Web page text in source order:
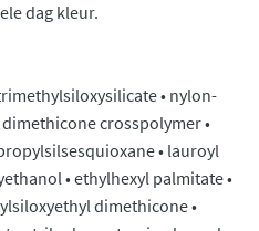
dag kleur.
• nylon-
crosspolymer •
• lauroyl
• ethylhexyl palmitate •
dimethicone •